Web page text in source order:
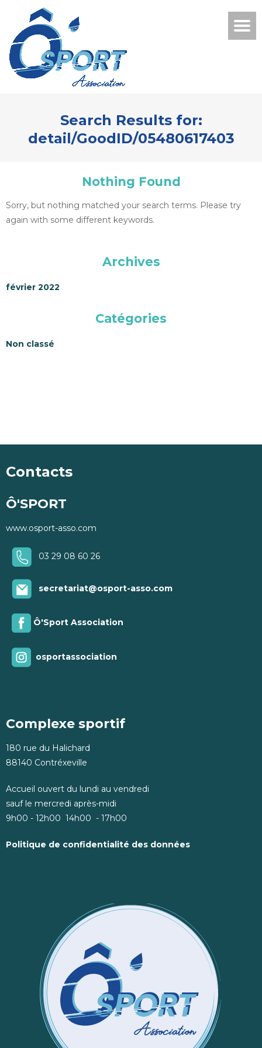
Search Results for:
detail/GoodID/05480617403
Nothing Found
Sorry, but nothing matched your search terms. Please try
again with some different keywords.
Archives
février 2022
Catégories
Non classé
Contacts
Ô'SPORT
www.osport-asso.com
03 29 08 60 26
secretariat@osport-asso.com
Ô'Sport Association
osportassociation
Complexe sportif
180 rue du Halichard
88140 Contréxeville
Accueil ouvert du lundi au vendredi
sauf le mercredi après-midi
9h00 - 12h00 14h00 - 17h00
Politique de confidentialité des données